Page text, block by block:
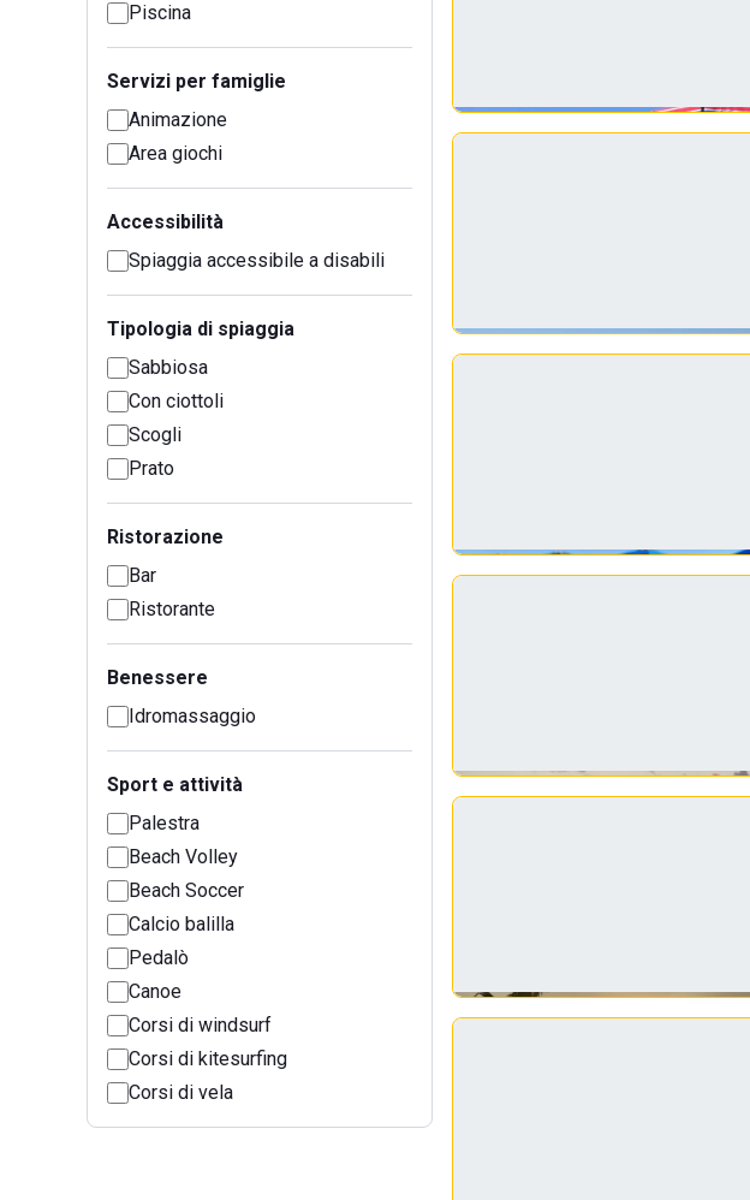
Piscina
Servizi per famiglie
Animazione
Area giochi
Accessibilità
Spiaggia accessibile a disabili
Tipologia di spiaggia
Sabbiosa
Con ciottoli
Scogli
Prato
Ristorazione
Bar
Ristorante
Benessere
Idromassaggio
Sport e attività
Palestra
Beach Volley
Beach Soccer
Calcio balilla
Pedalò
Canoe
Corsi di windsurf
Corsi di kitesurfing
Corsi di vela